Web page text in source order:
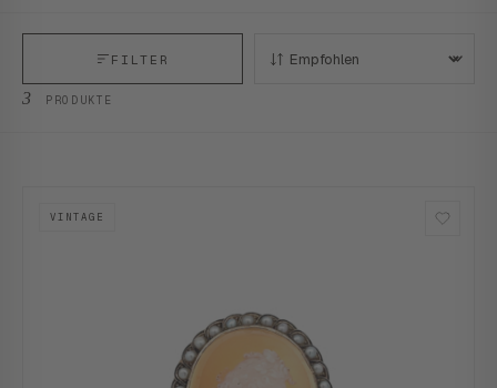
3 PRODUKTE
FILTER SORTIEREN:
VINTAGE